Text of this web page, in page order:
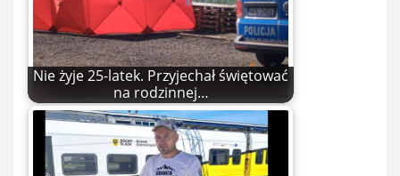
Nie żyje 25-latek. Przyjechał świętować
na rodzinnej…